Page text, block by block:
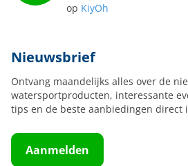
op KiyOh
Nieuwsbrief
Ontvang maandelijks alles over de
watersportproducten, interessante
tips en de beste aanbiedingen direct
Aanmelden